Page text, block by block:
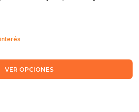
VER OPCIONES